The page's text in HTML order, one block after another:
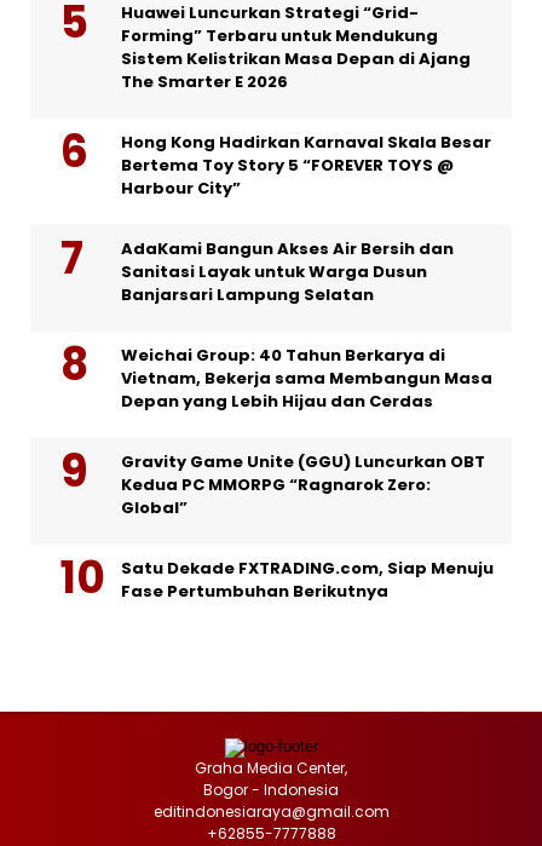
Huawei Luncurkan Strategi “Grid-
Forming” Terbaru untuk Mendukung
Sistem Kelistrikan Masa Depan di Ajang
The Smarter E 2026
Hong Kong Hadirkan Karnaval Skala Besar
Bertema Toy Story 5 “FOREVER TOYS @
Harbour City”
AdaKami Bangun Akses Air Bersih dan
Sanitasi Layak untuk Warga Dusun
Banjarsari Lampung Selatan
Weichai Group: 40 Tahun Berkarya di
Vietnam, Bekerja sama Membangun Masa
Depan yang Lebih Hijau dan Cerdas
Gravity Game Unite (GGU) Luncurkan OBT
Kedua PC MMORPG “Ragnarok Zero:
Global”
Satu Dekade FXTRADING.com, Siap Menuju
Fase Pertumbuhan Berikutnya
Graha Media Center,
Bogor - Indonesia
editindonesiaraya@gmail.com
+62855-7777888